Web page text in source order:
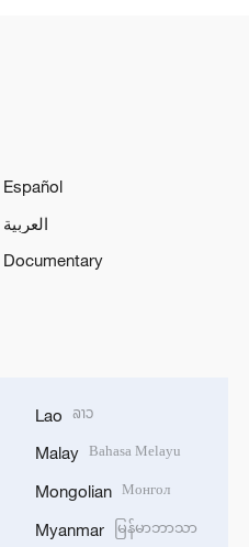
Español
العربية
Documentary
Lao ລາວ
Malay Bahasa Melayu
Mongolian Монгол
Myanmar မြန်မာဘာသာ